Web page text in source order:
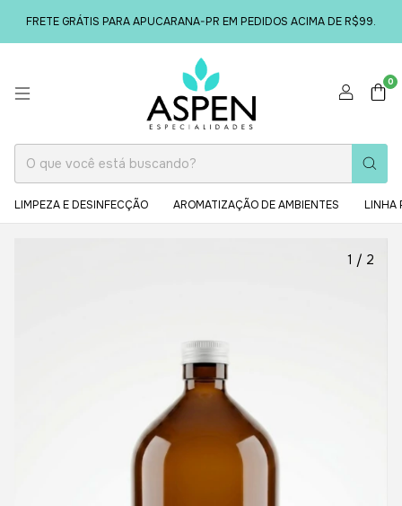
FRETE GRÁTIS PARA APUCARANA-PR EM PEDIDOS ACIMA DE R$99.
0
LIMPEZA E DESINFECÇÃO AROMATIZAÇÃO DE AMBIENTES LINHA
1 / 2